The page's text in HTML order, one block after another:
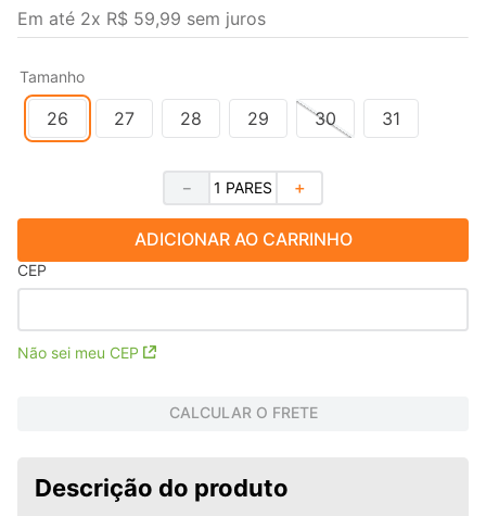
Em até 2x R$ 59,99 sem juros
Tamanho
26 27 28 29 30 31
＋
－
ADICIONAR AO CARRINHO
CEP
Não sei meu CEP
CALCULAR O FRETE
Descrição do produto